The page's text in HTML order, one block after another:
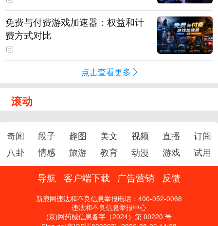
免费与付费游戏加速器：权益和计
费方式对比
点击查看更多
滚动
奇闻 段子 趣图 美文 视频 直播
订阅
八卦
情感 旅游 教育 动漫 游戏 试用
导航 客户端下载 广告营销 反馈
新浪网违法和不良信息举报电话：400-052-0066
违法和不良信息举报中心
(京)网药械信息备字（2024）第 00220 号